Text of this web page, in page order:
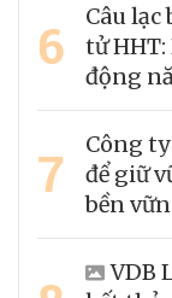
6
Câu
tử
động
7
Công
để giữ
bền
VDB